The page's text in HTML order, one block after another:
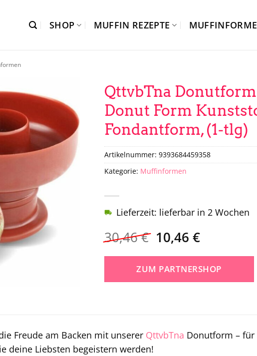
SHOP MUFFIN REZEPTE
QttvbTna
Donut Form
Fondantform, (1-tlg)
30,46€ Ursprünglicher
Preis
war:
30,46 €
10,46€Aktueller
ist:
10,46 €.
Lieferzeit: lieferbar in 2 Wochen
ZUM PARTNERSHOP
Artikelnummer: 9393684459358
Kategorie: Muffinformen
Freude am Backen mit unserer QttvbTna Donutform –
deine Liebsten begeistern werden!